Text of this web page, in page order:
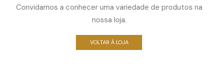
Convidamos a conhecer uma variedade de produtos na
nossa loja.
VOLTAR À LOJA